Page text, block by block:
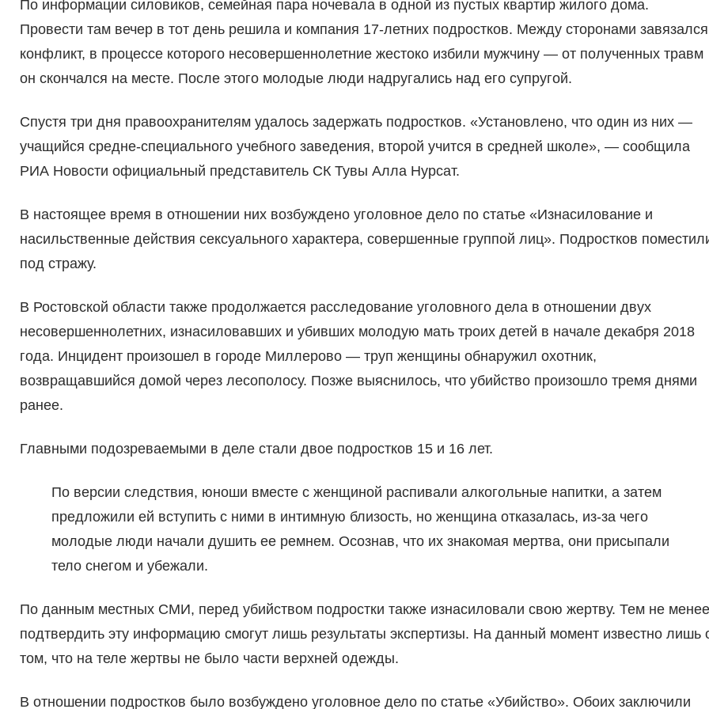
По информации силовиков, семейная пара ночевала в одной из пустых квартир жилого дома.
Провести там вечер в тот день решила и компания 17-летних подростков. Между сторонами завязался
конфликт, в процессе которого несовершеннолетние жестоко избили мужчину — от полученных травм
он скончался на месте. После этого молодые люди надругались над его супругой.
Спустя три дня правоохранителям удалось задержать подростков. «Установлено, что один из них —
учащийся средне-специального учебного заведения, второй учится в средней школе», — сообщила
РИА Новости официальный представитель СК Тувы Алла Нурсат.
В настоящее время в отношении них возбуждено уголовное дело по статье «Изнасилование и
насильственные действия сексуального характера, совершенные группой лиц». Подростков
под стражу.
В Ростовской области также продолжается расследование уголовного дела в отношении двух
несовершеннолетних, изнасиловавших и убивших молодую мать троих детей в начале декабря 2018
года. Инцидент произошел в городе Миллерово — труп женщины обнаружил охотник,
возвращавшийся домой через лесополосу. Позже выяснилось, что убийство произошло тремя днями
ранее.
Главными подозреваемыми в деле стали двое подростков 15 и 16 лет.
По версии следствия, юноши вместе с женщиной распивали алкогольные напитки, а затем
предложили ей вступить с ними в интимную близость, но женщина отказалась, из-за чего
молодые люди начали душить ее ремнем. Осознав, что их знакомая мертва, они присыпали
тело снегом и убежали.
По данным местных СМИ, перед убийством подростки также изнасиловали свою жертву. Тем не менее
подтвердить эту информацию смогут лишь результаты экспертизы. На данный момент известно лишь
том, что на теле жертвы не было части верхней одежды.
В отношении подростков было возбуждено уголовное дело по статье «Убийство». Обоих заключили